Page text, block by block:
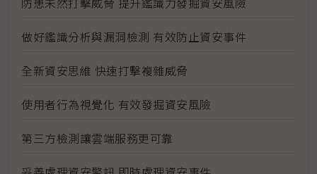
做好鑑識分析與漏洞檢測 有效防止資安事件
全新資安思維 快速打擊複雜威脅
使用者行為視覺化 有效發掘資安風險
第三方檢測讓雲端服務更可靠